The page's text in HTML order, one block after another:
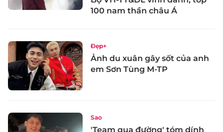
100 nam thần châu Á
Đẹp+
Ảnh du xuân gây sốt của anh
em Sơn Tùng M-TP
Sao
'Team qua đường' tóm dính